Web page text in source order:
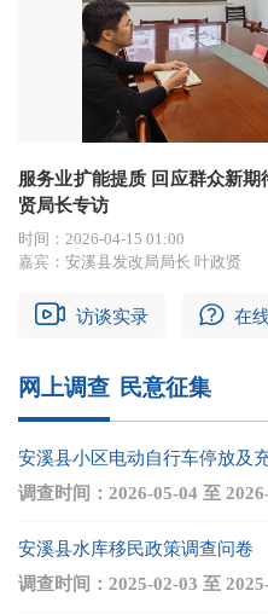
服务业扩能提质 回应群众新
贤局长专访
时间：2026-04-15 01:00
嘉宾：安溪县发改局局长 叶政贤
访谈实录 在
网上调查 民意征集
安溪县小区电动自行车停放及
调查时间：2026-05-04 至
安溪县水库移民政策调查问卷
调查时间： 2025-02-03 至